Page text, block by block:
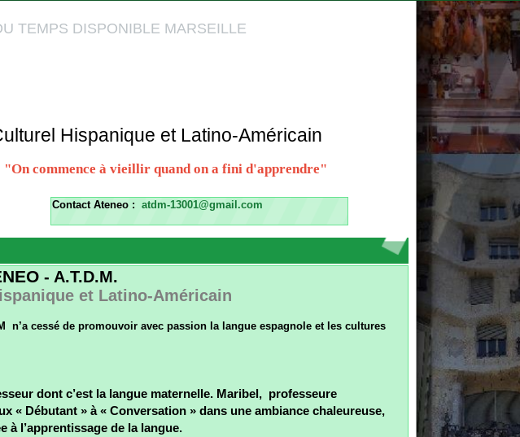
DISPONIBLE MARSEILLE
et Latino-Américain
à vieillir quand on a fini d'apprendre"
Contact Ateneo : atdm-13001@gmail.com
et Latino-Américain
de promouvoir avec passion la langue espagnole et les cultures
c’est la langue maternelle. Maribel, professeure
de la langue.
conférences, visites d’expositions, ciné-club, voyages….
pour débutants et avancés, animé avec enthousiasme par